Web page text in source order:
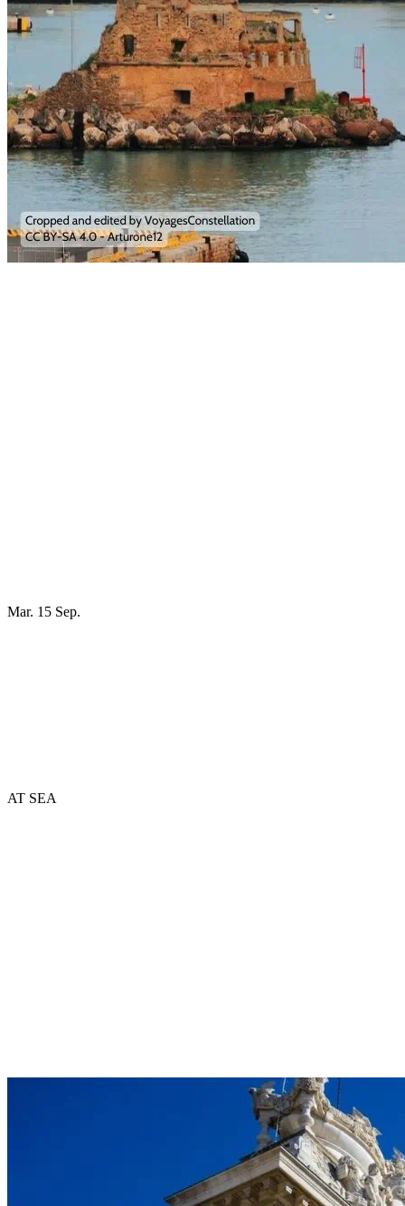
Mar. 15 Sep.
AT SEA